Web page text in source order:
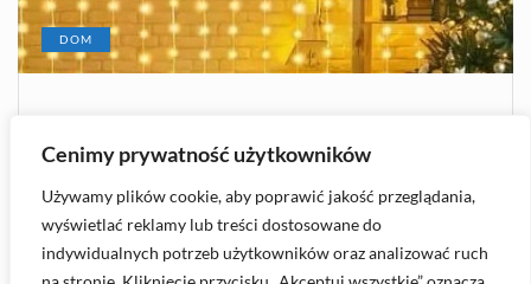
Cenimy prywatność użytkowników
Używamy plików cookie, aby poprawić jakość przeglądania,
wyświetlać reklamy lub treści dostosowane do
indywidualnych potrzeb użytkowników oraz analizować ruch
DOM
Kurtyny świetlne — wyjątkowa
dekoracja, którą musisz poznać!